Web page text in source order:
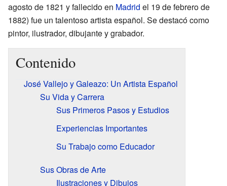
agosto de 1821 y fallecido en Madrid el 19 de febrero de
1882) fue un talentoso artista español. Se destacó como
pintor, ilustrador, dibujante y grabador.
Contenido
José Vallejo y Galeazo: Un Artista Español
Su Vida y Carrera
Sus Primeros Pasos y Estudios
Experiencias Importantes
Su Trabajo como Educador
Sus Obras de Arte
Ilustraciones y Dibujos